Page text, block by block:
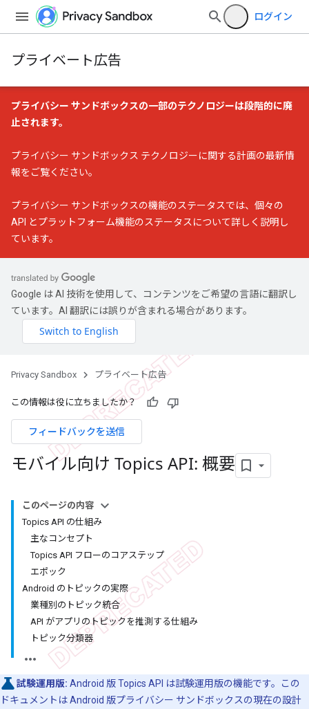
ログイン
プライベート広告
プライバシー サンドボックスの一部のテクノロジーは段階的に廃
止されます。
プライバシー サンドボックス テクノロジーに関する計画の最新情
報をご覧ください。
プライバシー サンドボックスの機能のステータスでは、個々の
API とプラットフォーム機能のステータスについて詳しく説明し
ています。
Google は AI 技術を使用して、コンテンツをご希望の言語に翻訳し
ています。AI 翻訳には誤りが含まれる場合があります。
Privacy Sandbox プライベート広告
この情報は役に立ちましたか？
フィードバックを送信
モバイル向け Topics API: 概要
このページの内容
Topics API の仕組み
主なコンセプト
Topics API フローのコアステップ
エポック
Android のトピックの実際
業種別のトピック統合
API がアプリのトピックを推測する仕組み
トピック分類器
試験運用版: Android 版 Topics API は試験運用版の機能です。この
ドキュメントは Android 版プライバシー サンドボックスの現在の設計